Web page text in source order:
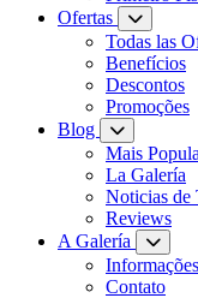
Ofertas
Todas las
Benefícios
Descontos
Promoções
Blog
Mais
La Galería
Noticias de
Reviews
A Galería
Informações
Contato